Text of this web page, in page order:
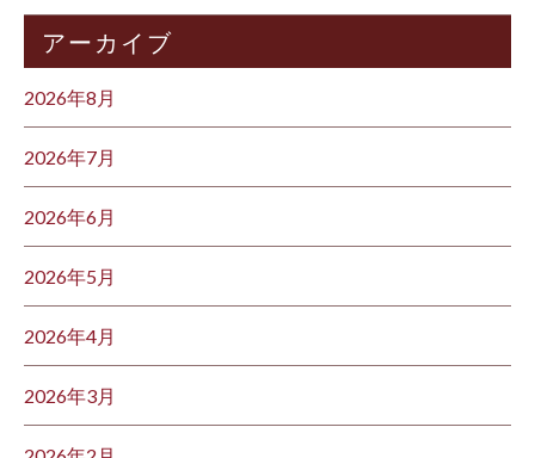
アーカイブ
2026年8月
2026年7月
2026年6月
2026年5月
2026年4月
2026年3月